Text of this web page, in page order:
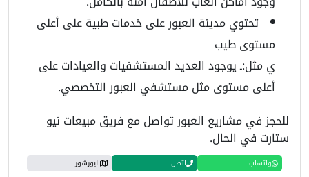
تحتوي مدينة العبور على خدمات طبية على أعلى
مستوى طيب
ي مثل:ـ يوجود العديد المستشفيات والعيادات على
أعلى مستوى مثل مستشفي العبور التخصصي.
للحجز في مشاريع العبور تواصل مع فريق مبيعات نيو
ستارت في الحال.
واتساب اتصل البورشور